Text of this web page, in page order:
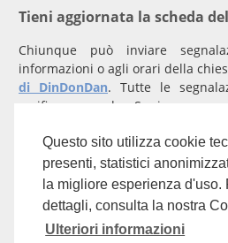
Questo sito utilizza cookie
presenti, statistici
la migliore esperienza d'uso.
dettagli, consulta la nostra
Ulteriori informazioni
Tieni aggiornata la scheda
Chiunque può inviare
informazioni o agli orari della
di DinDonDan. Tutte le
verifica manuale. Se invece
con un account
comunicazioni prioritarie che
Per qualunque domanda scrivi a